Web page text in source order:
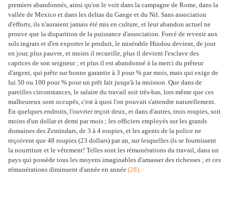
premiers abandonnés, ainsi qu'on le voit dans la campagne de Rome, dans la
vallée de Mexico et dans les deltas du Gange et du Nil. Sans association
d'efforts, ils n'auraient jamais été mis en culture, et leur abandon actuel ne
prouve que la disparition de la puissance d'association. Forcé de revenir aux
sols ingrats et d'en exporter le produit, le misérable Hindou devient, de jour
en jour, plus pauvre, et moins il recueille, plus il devient l'esclave des
caprices de son seigneur ; et plus il est abandonné à la merci du prêteur
d'argent, qui prête sur bonne garantie à 3 pour % par mois, mais qui exige de
lui 50 ou 100 pour % pour un prêt fait jusqu'à la moisson. Que dans de
pareilles circonstances, le salaire du travail soit très-bas, lors même que ces
malheureux sont occupés, c'est à quoi l'on pouvait s'attendre naturellement.
En quelques endroits, l'ouvrier reçoit deux, et dans d'autres, trois roupies, soit
moins d'un dollar et demi par mois ; les officiers employés sur les grands
domaines des Zemindars, de 3 à 4 roupies, et les agents de la police ne
reçoivent que 48 roupies (23 dollars) par an, sur lesquelles ils se fournissent
la nourriture et le vêtement! Telles sont les rémunérations du travail, dans un
pays qui possède tous les moyens imaginables d'amasser des richesses ; et ces
rémunérations diminuent d'année en année (28).